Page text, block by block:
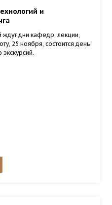
и
ждут дни кафедр, лекции,
25 ноября, состоится день